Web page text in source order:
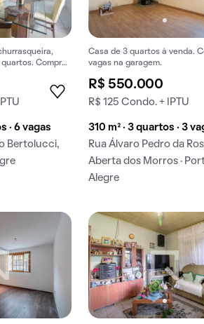
Comprar
· 6 vagas
Bertolucci,
Casa de 3 quartos à venda.
vagas na garagem.
R$ 550.000
R$ 125 Condo. + IPTU
310 m² · 3 quartos · 3
Rua Álvaro Pedro da
Aberta dos Morros ·
Alegre